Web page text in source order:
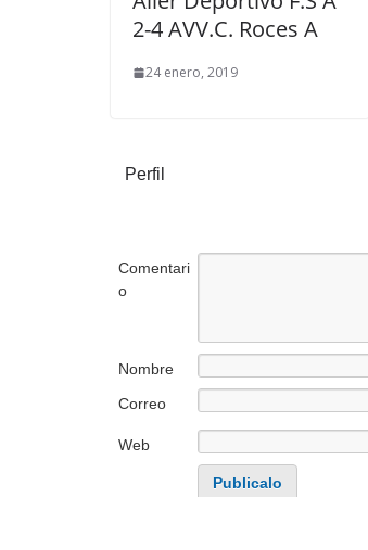
2-4 AVV.C. Roces A
24 enero, 2019
Perfil
Comentari
o
Nombre
Correo
Web